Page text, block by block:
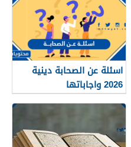
اسئلة عن الصحابة دينية
2026 واجاباتها